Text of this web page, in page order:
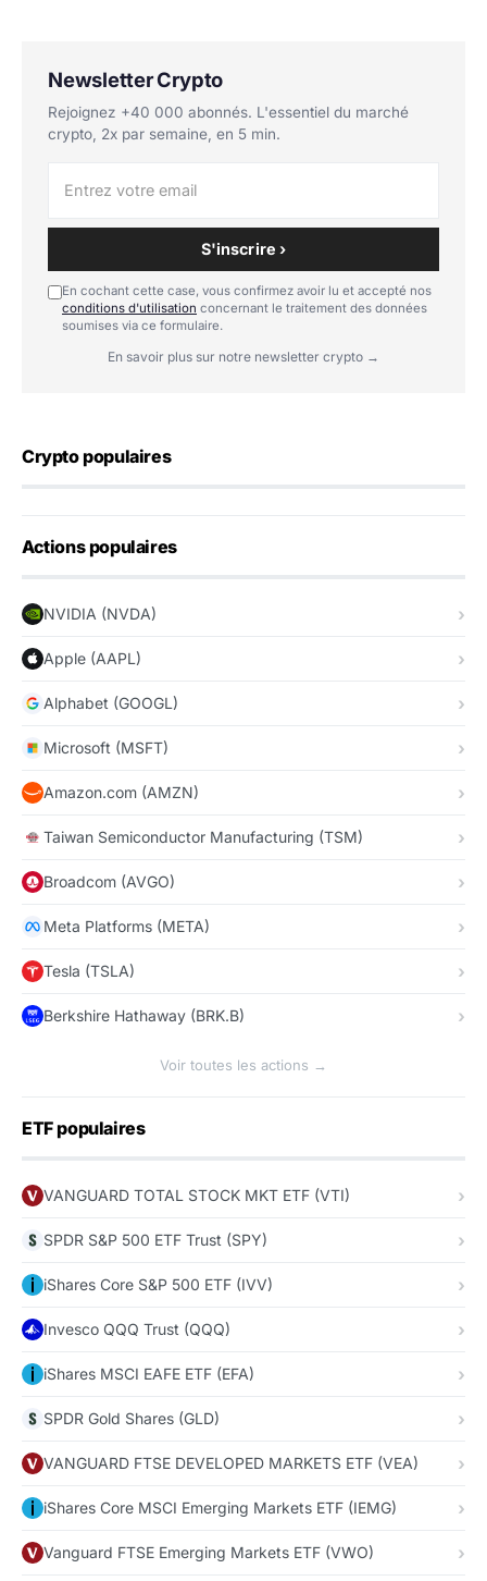
Newsletter Crypto
Rejoignez +40 000 abonnés. L'essentiel du marché
crypto, 2x par semaine, en 5 min.
S'inscrire ›
En cochant cette case, vous confirmez avoir lu et accepté nos
conditions d'utilisation concernant le traitement des données
soumises via ce formulaire.
En savoir plus sur notre newsletter crypto →
Crypto populaires
Actions populaires
NVIDIA (NVDA)
Apple (AAPL)
Alphabet (GOOGL)
Microsoft (MSFT)
Amazon.com (AMZN)
Taiwan Semiconductor Manufacturing (TSM)
Broadcom (AVGO)
Meta Platforms (META)
Tesla (TSLA)
Berkshire Hathaway (BRK.B)
Voir toutes les actions →
ETF populaires
VANGUARD TOTAL STOCK MKT ETF (VTI)
SPDR S&P 500 ETF Trust (SPY)
iShares Core S&P 500 ETF (IVV)
Invesco QQQ Trust (QQQ)
iShares MSCI EAFE ETF (EFA)
SPDR Gold Shares (GLD)
VANGUARD FTSE DEVELOPED MARKETS ETF (VEA)
iShares Core MSCI Emerging Markets ETF (IEMG)
Vanguard FTSE Emerging Markets ETF (VWO)